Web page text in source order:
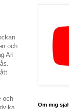
och
Ari
och
Om mig